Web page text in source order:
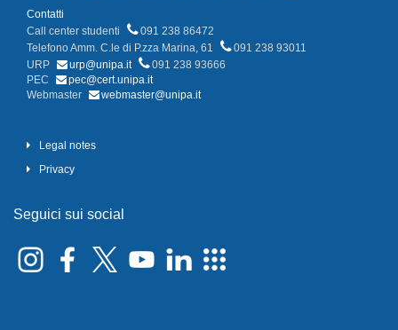
Contatti
Call center studenti
091 238 86472
Telefono Amm. C.le di P.zza Marina, 61
091 238 93011
URP
urp@unipa.it
091 238 93666
PEC
pec@cert.unipa.it
Webmaster
webmaster@unipa.it
Legal notes
Privacy
Seguici sui social